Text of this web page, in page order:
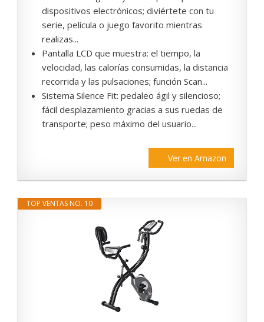
dispositivos electrónicos; diviértete con tu
serie, película o juego favorito mientras
realizas...
Pantalla LCD que muestra: el tiempo, la
velocidad, las calorías consumidas, la distancia
recorrida y las pulsaciones; función Scan...
Sistema Silence Fit: pedaleo ágil y silencioso;
fácil desplazamiento gracias a sus ruedas de
transporte; peso máximo del usuario...
Ver en Amazon
TOP VENTAS NO. 10